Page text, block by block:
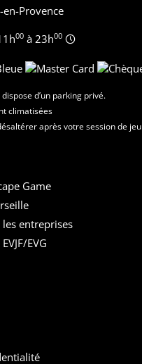
en-Provence
00 à 23h00
d’un parking privé.
climatisées
après votre session de jeu
Game
les entreprises
EVG